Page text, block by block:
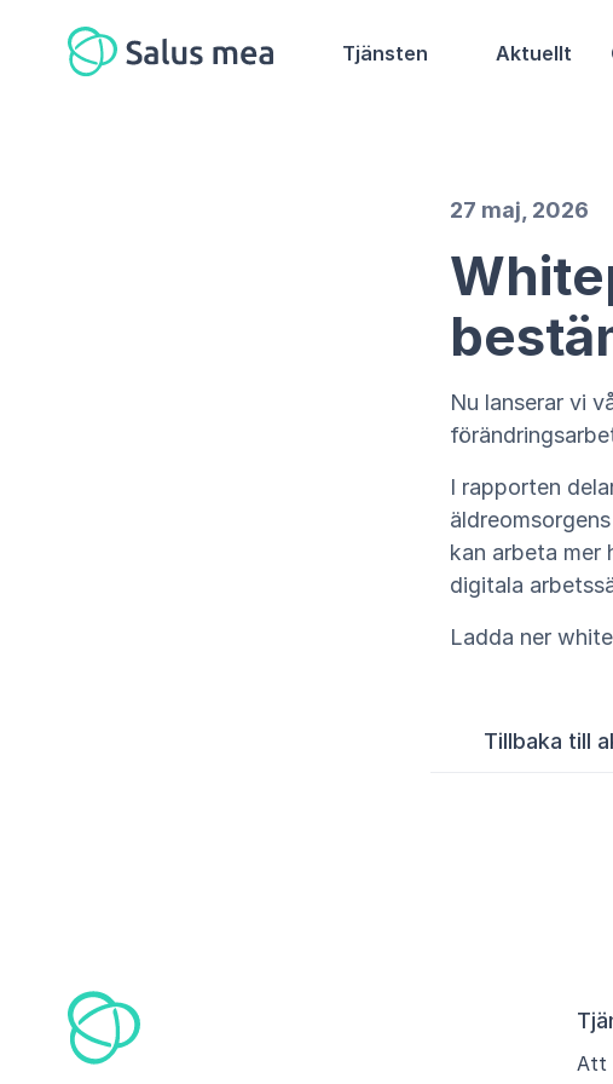
Tjänsten Aktuellt
27 maj, 2026
Nu lanserar vi
I rapporten
kan arbeta mer
digitala
Ladda ner
Tillbaka till
Att